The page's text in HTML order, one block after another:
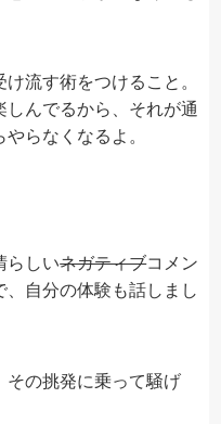
流す術をつけること。
んでるから、それが通
らなくなるよ。
らしいネガティブコメン
、自分の体験も話しまし
その挑発に乗って騒げ